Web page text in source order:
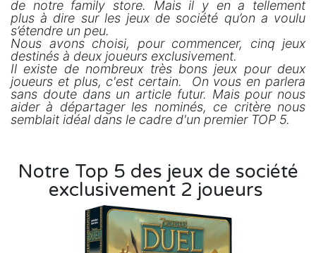
de notre family store. Mais il y en a tellement
plus à dire sur les jeux de société qu’on a voulu
s’étendre un peu.
Nous avons choisi, pour commencer, cinq jeux
destinés à deux joueurs exclusivement.
Il existe de nombreux très bons jeux pour deux
joueurs et plus, c'est certain. On vous en parlera
sans doute dans un article futur. Mais pour nous
aider à départager les nominés, ce critère nous
semblait idéal dans le cadre d'un premier TOP 5.
Notre Top 5 des jeux de société
exclusivement 2 joueurs